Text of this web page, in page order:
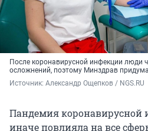
После коронавирусной инфекции люди
осложнений, поэтому Минздрав
Источник: Александр Ощепков / NGS.RU
Пандемия коронавирусной
иначе повлияла на все